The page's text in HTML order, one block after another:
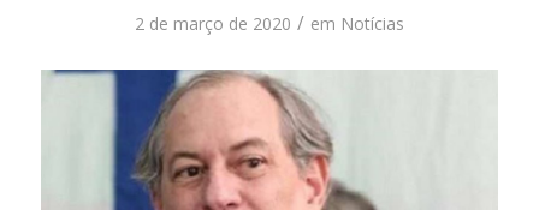
2 de março de 2020 / em Notícias